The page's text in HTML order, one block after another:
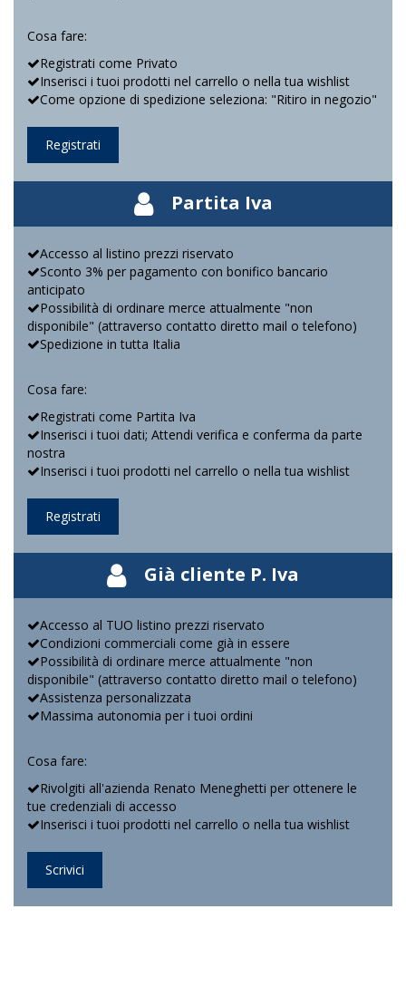
Cosa fare:
Registrati come Privato
Inserisci i tuoi prodotti nel carrello o nella tua wishlist
Come opzione di spedizione seleziona: "Ritiro in negozio"
Registrati
Partita Iva
Accesso al listino prezzi riservato
Sconto 3% per pagamento con bonifico bancario
anticipato
Possibilità di ordinare merce attualmente "non
disponibile" (attraverso contatto diretto mail o telefono)
Spedizione in tutta Italia
Cosa fare:
Registrati come Partita Iva
Inserisci i tuoi dati; Attendi verifica e conferma da parte
nostra
Inserisci i tuoi prodotti nel carrello o nella tua wishlist
Registrati
Già cliente P. Iva
Accesso al TUO listino prezzi riservato
Condizioni commerciali come già in essere
Possibilità di ordinare merce attualmente "non
disponibile" (attraverso contatto diretto mail o telefono)
Assistenza personalizzata
Massima autonomia per i tuoi ordini
Cosa fare:
Rivolgiti all'azienda Renato Meneghetti per ottenere le
tue credenziali di accesso
Inserisci i tuoi prodotti nel carrello o nella tua wishlist
Scrivici